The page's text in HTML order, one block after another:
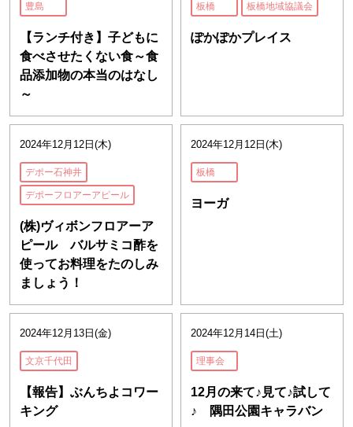
豊島
【ランチ付き】子どもに
食べさせたくない食～食
品添加物の本当のはなし
～
板橋 板橋地域協議会
ぽかぽかプレイス
2024年12月12日(木)
デポー石神井
デポーフロアーアピール
(株)ヴィボンフロアーア
ピール バルサミコ酢を
使ってお料理をたのしみ
ましょう！
2024年12月12日(木)
板橋
ヨーガ
2024年12月13日(金)
文京千代田
【報告】ぶんちよコワー
キング
2024年12月14日(土)
理事会
12月の来て♪見て♪試して
♪ 隅田公園キャラバン